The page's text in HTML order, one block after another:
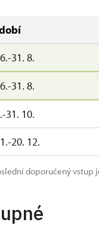
31. 8.
31. 8.
31. 10.
20. 12.
doporučený vstup